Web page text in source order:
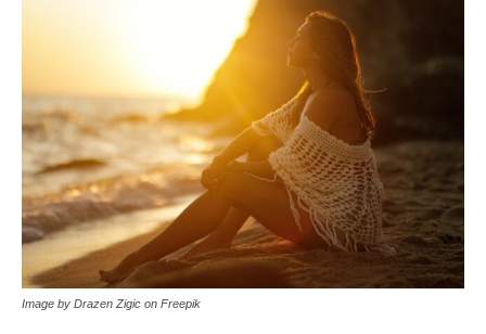
Image by Drazen Zigic on Freepik